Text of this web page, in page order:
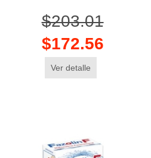
$203.01
$172.56
Ver detalle